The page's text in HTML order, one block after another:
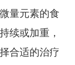
量元素的食
续或加重，
合适的治疗